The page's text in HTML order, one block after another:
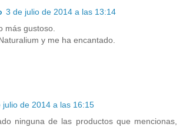
3 de julio de 2014 a las 13:14
más gustoso.
y me ha encantado.
julio de 2014 a las 16:15
ninguna de las productos que mencionas,